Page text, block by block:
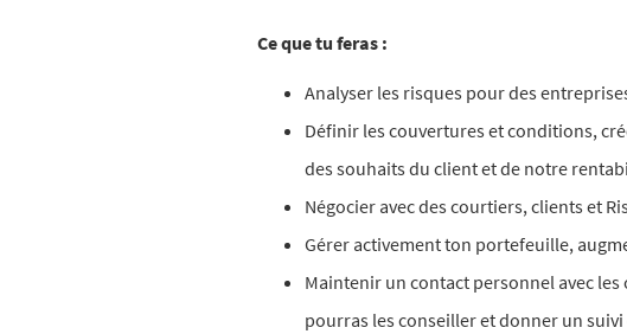
Ce que tu feras :
Analyser les risques pour des
Définir les couvertures et conditions,
des souhaits du client et de notre
Négocier avec des courtiers, clients et
Gérer activement ton portefeuille,
Maintenir un contact personnel avec
pourras les conseiller et donner un